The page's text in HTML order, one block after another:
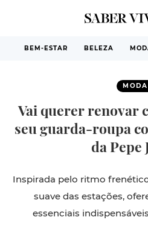
BEM-ESTAR BELEZA
MODA
Vai querer renovar
seu guarda-roupa
da Pepe
Inspirada pelo ritmo
suave das estações,
essenciais